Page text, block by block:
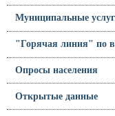
Муниципальные
"Горячая линия" по
Опросы населения
Открытые данные